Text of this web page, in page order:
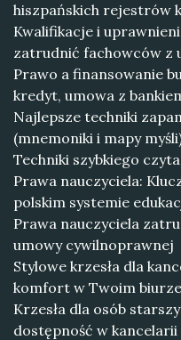
hiszpańskich rejestrów
Kwalifikacje i
zatrudnić fachowców z
Prawo a finansowanie
kredyt, umowa z
Najlepsze techniki
(mnemoniki i mapy
Techniki szybkiego
Prawa nauczyciela:
polskim systemie
Prawa nauczyciela
umowy cywilnoprawnej
Stylowe krzesła dla
komfort w Twoim biurze
Krzesła dla osób
dostępność w